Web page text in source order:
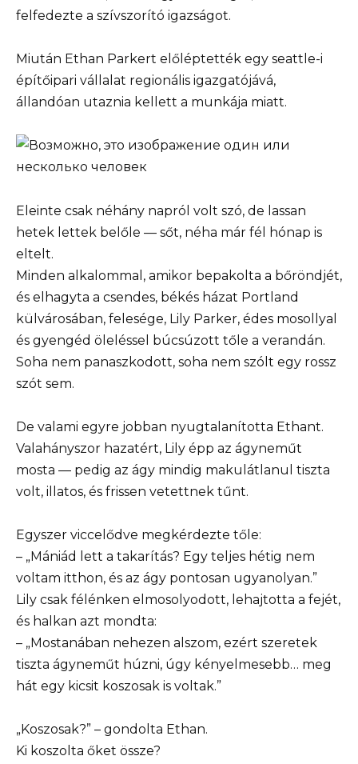
felfedezte a szívszorító igazságot.
Miután Ethan Parkert előléptették egy seattle-i
építőipari vállalat regionális igazgatójává,
állandóan utaznia kellett a munkája miatt.
Eleinte csak néhány napról volt szó, de lassan
hetek lettek belőle — sőt, néha már fél hónap is
eltelt.
Minden alkalommal, amikor bepakolta a bőröndjét,
és elhagyta a csendes, békés házat Portland
külvárosában, felesége, Lily Parker, édes mosollyal
és gyengéd öleléssel búcsúzott tőle a verandán.
Soha nem panaszkodott, soha nem szólt egy rossz
szót sem.
De valami egyre jobban nyugtalanította Ethant.
Valahányszor hazatért, Lily épp az ágyneműt
mosta — pedig az ágy mindig makulátlanul tiszta
volt, illatos, és frissen vetettnek tűnt.
Egyszer viccelődve megkérdezte tőle:
– „Mániád lett a takarítás? Egy teljes hétig nem
voltam itthon, és az ágy pontosan ugyanolyan.”
Lily csak félénken elmosolyodott, lehajtotta a fejét,
és halkan azt mondta:
– „Mostanában nehezen alszom, ezért szeretek
tiszta ágyneműt húzni, úgy kényelmesebb… meg
hát egy kicsit koszosak is voltak.”
„Koszosak?” – gondolta Ethan.
Ki koszolta őket össze?